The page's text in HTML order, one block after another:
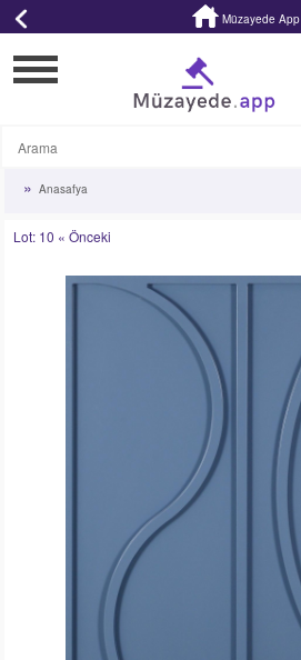
Müzayede App
Anasafya
Lot: 10 « Önceki